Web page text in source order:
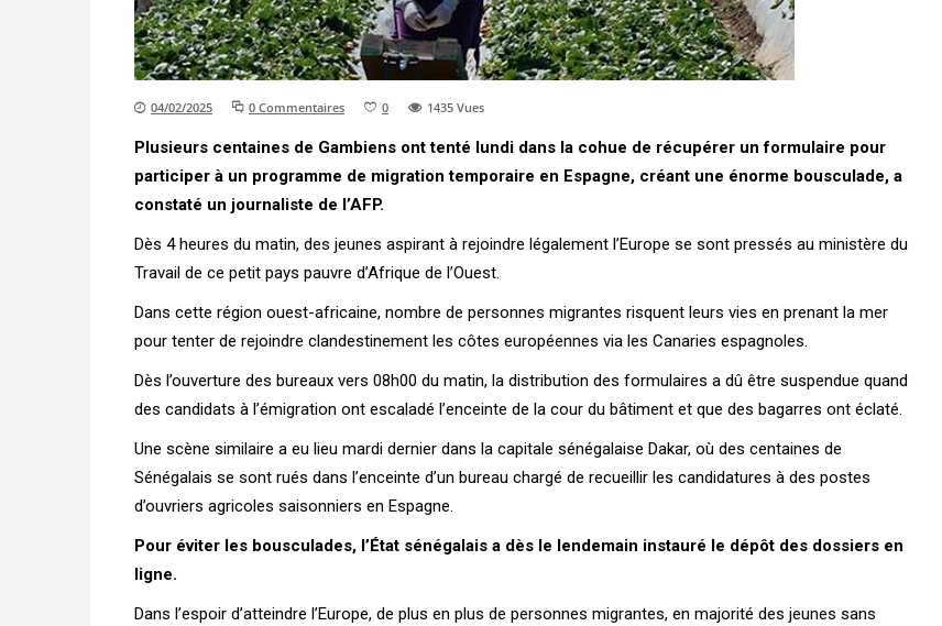
04/02/2025 0 Commentaires 0 1435 Vues
Plusieurs centaines de Gambiens ont tenté lundi dans la cohue de récupérer un formulaire pour
participer à un programme de migration temporaire en Espagne, créant une énorme bousculade, a
constaté un journaliste de l’AFP.
Dès 4 heures du matin, des jeunes aspirant à rejoindre légalement l’Europe se sont pressés au ministère du
Travail de ce petit pays pauvre d’Afrique de l’Ouest.
Dans cette région ouest-africaine, nombre de personnes migrantes risquent leurs vies en prenant la mer
pour tenter de rejoindre clandestinement les côtes européennes via les Canaries espagnoles.
Dès l’ouverture des bureaux vers 08h00 du matin, la distribution des formulaires a dû être suspendue quand
des candidats à l’émigration ont escaladé l’enceinte de la cour du bâtiment et que des bagarres ont éclaté.
Une scène similaire a eu lieu mardi dernier dans la capitale sénégalaise Dakar, où des centaines de
Sénégalais se sont rués dans l’enceinte d’un bureau chargé de recueillir les candidatures à des postes
d’ouvriers agricoles saisonniers en Espagne.
Pour éviter les bousculades, l’État sénégalais a dès le lendemain instauré le dépôt des dossiers en
ligne.
Dans l’espoir d’atteindre l’Europe, de plus en plus de personnes migrantes, en majorité des jeunes sans